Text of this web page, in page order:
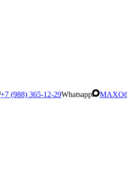
+7 (988) 365-12-29Whatsapp MAX